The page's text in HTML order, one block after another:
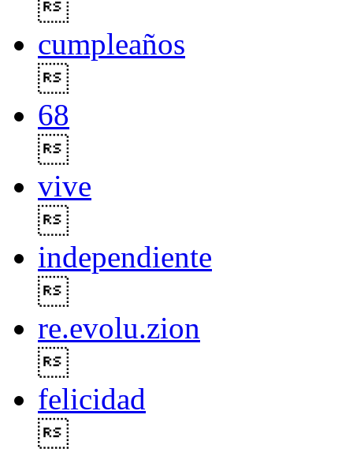
cumpleaños
68
vive
independiente
re.evolu.zion
felicidad